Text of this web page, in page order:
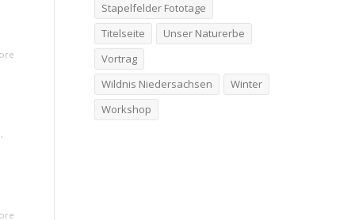
,
Stapelfelder Fototage
Titelseite
Unser Naturerbe
Vortrag
Wildnis Niedersachsen
Winter
Workshop